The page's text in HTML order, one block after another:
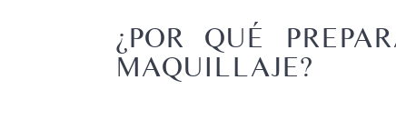
¿POR QUÉ
MAQUILLAJE?